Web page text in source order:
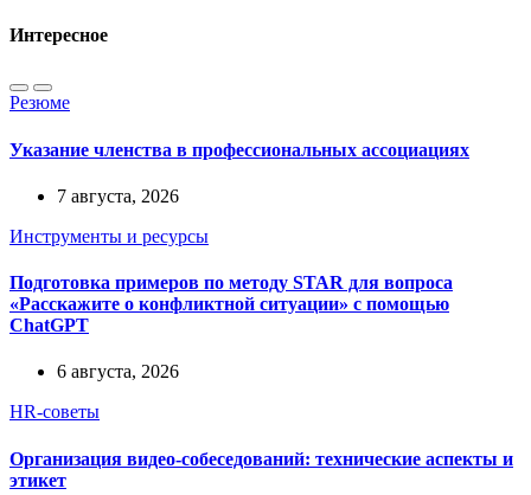
Интересное
Резюме
Указание членства в профессиональных ассоциациях
7 августа, 2026
Инструменты и ресурсы
Подготовка примеров по методу STAR для вопроса
«Расскажите о конфликтной ситуации» с помощью
ChatGPT
6 августа, 2026
HR-советы
Организация видео-собеседований: технические аспекты и
этикет